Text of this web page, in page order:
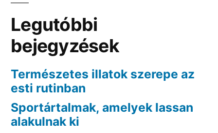
Legutóbbi
bejegyzések
Természetes illatok szerepe az
esti rutinban
Sportártalmak, amelyek lassan
alakulnak ki